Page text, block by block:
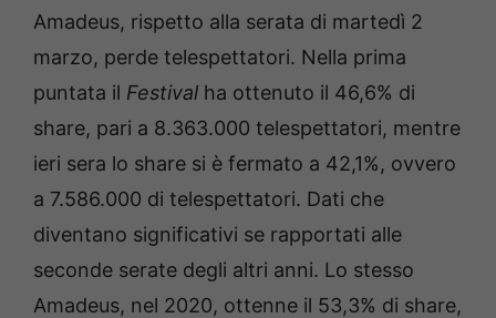
Amadeus, rispetto alla serata di martedì 2
marzo, perde telespettatori. Nella prima
puntata il Festival ha ottenuto il 46,6% di
share, pari a 8.363.000 telespettatori, mentre
ieri sera lo share si è fermato a 42,1%, ovvero
a 7.586.000 di telespettatori. Dati che
diventano significativi se rapportati alle
seconde serate degli altri anni. Lo stesso
Amadeus, nel 2020, ottenne il 53,3% di share,